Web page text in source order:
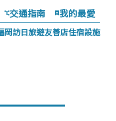
交通指南 我的最愛
岡訪日旅遊友善店住宿設施